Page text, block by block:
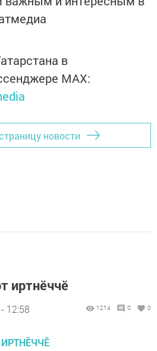
в
MАХ:
новости
иртнӗччӗ
12:58 1214 0 0